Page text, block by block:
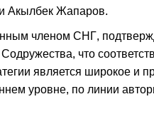
Акылбек Жапаров.
членом СНГ,
что
является широкое и
уровне, по линии